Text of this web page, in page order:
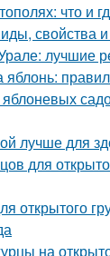
что и
свойства
лучшие
яблонь:
лучше для
для
открытого
на